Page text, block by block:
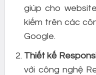
giúp cho
kiếm trên các
Google.
Thiết kế
với công nghệ